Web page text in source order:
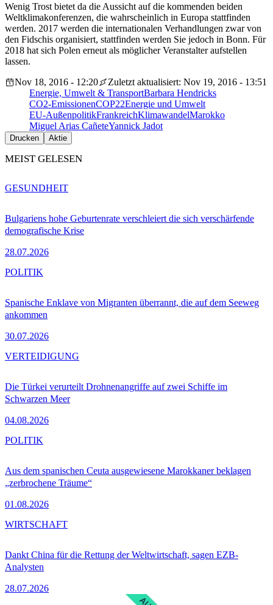
Wenig Trost bietet da die Aussicht auf die kommenden beiden
Weltklimakonferenzen, die wahrscheinlich in Europa stattfinden
werden. 2017 werden die internationalen Verhandlungen zwar von
den Fidschis organisiert, stattfinden werden Sie jedoch in Bonn. Für
2018 hat sich Polen erneut als möglicher Veranstalter aufstellen
lassen.
Nov 18, 2016 - 12:20
Zuletzt aktualisiert: Nov 19, 2016 - 13:51
Energie, Umwelt & TransportBarbara Hendricks
CO2-EmissionenCOP22Energie und Umwelt
EU-AußenpolitikFrankreichKlimawandelMarokko
Miguel Arias CañeteYannick Jadot
Drucken Aktie
MEIST GELESEN
Bulgariens hohe Geburtenrate verschleiert die sich verschärfende
demografische Krise
28.07.2026
GESUNDHEIT
Spanische Enklave von Migranten überrannt, die auf dem Seeweg
ankommen
30.07.2026
POLITIK
Die Türkei verurteilt Drohnenangriffe auf zwei Schiffe im
Schwarzen Meer
04.08.2026
VERTEIDIGUNG
Aus dem spanischen Ceuta ausgewiesene Marokkaner beklagen
„zerbrochene Träume“
01.08.2026
POLITIK
Dankt China für die Rettung der Weltwirtschaft, sagen EZB-
Analysten
28.07.2026
WIRTSCHAFT